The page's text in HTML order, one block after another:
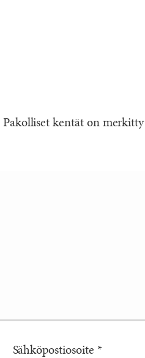
Pakolliset kentät on merkitty
Sähköpostiosoite *